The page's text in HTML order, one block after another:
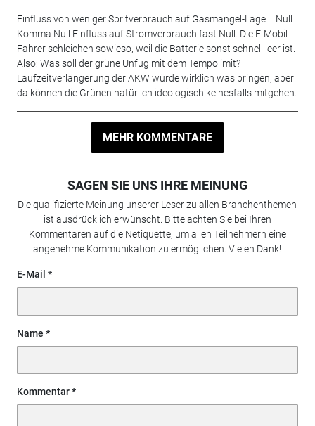
Einfluss von weniger Spritverbrauch auf Gasmangel-Lage = Null
Komma Null Einfluss auf Stromverbrauch fast Null. Die E-Mobil-
Fahrer schleichen sowieso, weil die Batterie sonst schnell leer ist.
Also: Was soll der grüne Unfug mit dem Tempolimit?
Laufzeitverlängerung der AKW würde wirklich was bringen, aber
da können die Grünen natürlich ideologisch keinesfalls mitgehen.
MEHR KOMMENTARE
SAGEN SIE UNS IHRE MEINUNG
Die qualifizierte Meinung unserer Leser zu allen Branchenthemen
ist ausdrücklich erwünscht. Bitte achten Sie bei Ihren
Kommentaren auf die Netiquette, um allen Teilnehmern eine
angenehme Kommunikation zu ermöglichen. Vielen Dank!
E-Mail
Name
Kommentar